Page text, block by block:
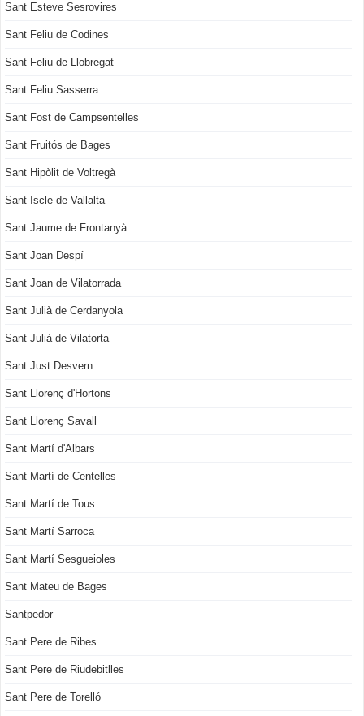
Sant Esteve Sesrovires
Sant Feliu de Codines
Sant Feliu de Llobregat
Sant Feliu Sasserra
Sant Fost de Campsentelles
Sant Fruitós de Bages
Sant Hipòlit de Voltregà
Sant Iscle de Vallalta
Sant Jaume de Frontanyà
Sant Joan Despí
Sant Joan de Vilatorrada
Sant Julià de Cerdanyola
Sant Julià de Vilatorta
Sant Just Desvern
Sant Llorenç d'Hortons
Sant Llorenç Savall
Sant Martí d'Albars
Sant Martí de Centelles
Sant Martí de Tous
Sant Martí Sarroca
Sant Martí Sesgueioles
Sant Mateu de Bages
Santpedor
Sant Pere de Ribes
Sant Pere de Riudebitlles
Sant Pere de Torelló